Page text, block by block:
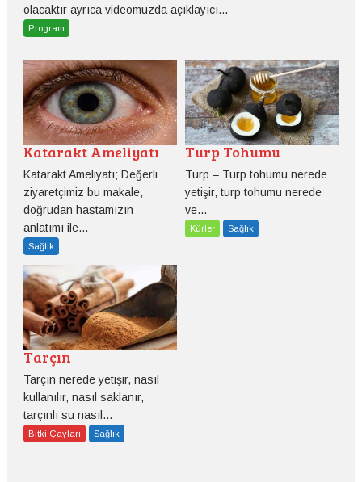
olacaktır ayrıca videomuzda açıklayıcı...
Program
Katarakt Ameliyatı
Katarakt Ameliyatı; Değerli
ziyaretçimiz bu makale,
doğrudan hastamızın
anlatımı ile...
Sağlık
Turp Tohumu
Turp – Turp tohumu nerede
yetişir, turp tohumu nerede
ve...
Kürler Sağlık
Tarçın
Tarçın nerede yetişir, nasıl
kullanılır, nasıl saklanır,
tarçınlı su nasıl...
Bitki Çayları Sağlık